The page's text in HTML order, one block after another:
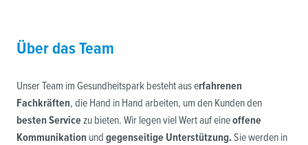
Über das Team
Unser Team im Gesundheitspark besteht aus erfahrenen
Fachkräften, die Hand in Hand arbeiten, um den Kunden den
besten Servicezu bieten. Wir legen viel Wert auf eineoffene
Kommunikation und gegenseitige Unterstützung.Sie werden in